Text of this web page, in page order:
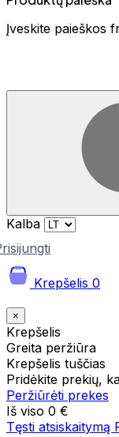
Įveskite paieškos
Kalba
Krepšelis 0
×
Krepšelis
Greita peržiūra
Krepšelis tuščias
Pridėkite prekių,
Peržiūrėti prekes
Iš viso 0 €
Tęsti atsiskaitymą